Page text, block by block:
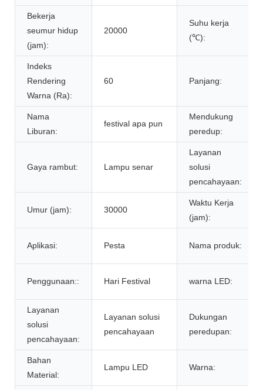
Bekerja
seumur hidup
(jam):
20000
Suhu kerja
(℃):
Indeks
Rendering
Warna (Ra):
60 Panjang:
Nama
Liburan:
festival apa pun
Mendukung
peredup:
Gaya rambut: Lampu senar
Layanan
solusi
pencahayaan:
Umur (jam): 30000
Waktu Kerja
(jam):
Aplikasi: Pesta Nama produk:
Penggunaan:: Hari Festival warna LED:
Layanan
solusi
pencahayaan:
Layanan solusi
pencahayaan
Dukungan
peredupan:
Bahan
Material:
Lampu LED Warna: